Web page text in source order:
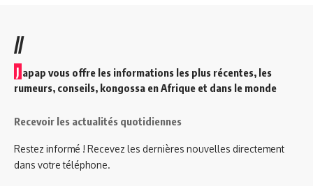
//
J apap vous offre les informations les plus récentes, les
rumeurs, conseils, kongossa en Afrique et dans le monde
Recevoir les actualités quotidiennes
Restez informé ! Recevez les dernières nouvelles directement
dans votre téléphone.